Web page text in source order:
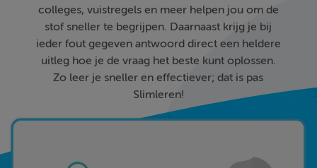
colleges, vuistregels en meer helpen jou om de
stof sneller te begrijpen. Daarnaast krijg je bij
ieder fout gegeven antwoord direct een heldere
uitleg hoe je de vraag het beste kunt oplossen.
Zo leer je sneller en effectiever; dat is pas
Slimleren!